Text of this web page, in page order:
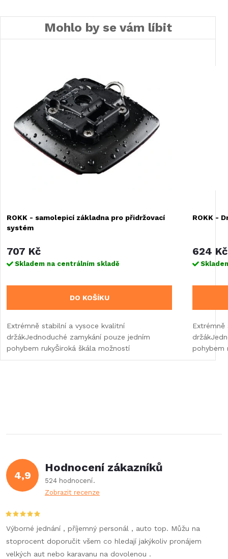
Mohlo by se vám líbit
ROKK - samolepicí základna pro přidržovací
systém
707 Kč
Skladem na centrálním skladě
DO KOŠÍKU
Extrémně stabilní a vysoce kvalitní
držákJednoduché zamykání pouze jedním
pohybem rukyŠiroká škála možností
ROKK -
624 Kč
Extrémně
pohybem
4,9
Hodnocení zákazníků
524 hodnocení
Zobrazit recenze
Výborné jednání , příjemný personál , auto top. Můžu na
stoprocent doporučit všem co hledají jakýkoliv pronájem
velkých aut nebo karavanu na dovolenou .